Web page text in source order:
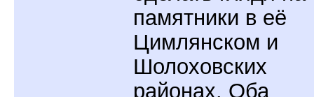
памятники в её
Цимлянском и
Шолоховских
районах. Оба